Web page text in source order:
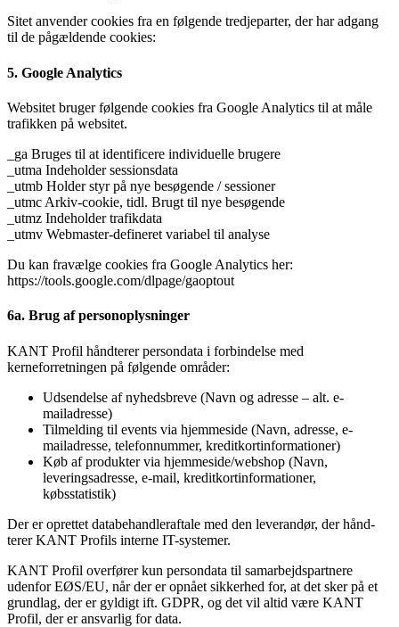
Sitet anvender cookies fra en følgende tredjeparter, der har adgang
til de pågældende cookies:
5. Google Analytics
Websitet bruger følgende cookies fra Google Analytics til at måle
trafikken på websitet.
_ga Bruges til at identificere individuelle brugere
_utma Indeholder sessionsdata
_utmb Holder styr på nye besøgende / sessioner
_utmc Arkiv-cookie, tidl. Brugt til nye besøgende
_utmz Indeholder trafikdata
_utmv Webmaster-defineret variabel til analyse
Du kan fravælge cookies fra Google Analytics her:
https://tools.google.com/dlpage/gaoptout
6a. Brug af personoplysninger
KANT Profil håndterer persondata i forbindelse med
kerneforretningen på følgende områder:
Udsendelse af nyhedsbreve (Navn og adresse – alt. e-
mailadresse)
Tilmelding til events via hjemmeside (Navn, adresse, e-
mailadresse, telefonnummer, kreditkortinformationer)
Køb af produkter via hjemmeside/webshop (Navn,
leveringsadresse, e-mail, kreditkortinformationer,
købsstatistik)
Der er oprettet databehandleraftale med den leverandør, der hånd­
terer KANT Profils interne IT-systemer.
KANT Profil overfører kun persondata til samarbejdspartnere
udenfor EØS/EU, når der er opnået sikkerhed for, at det sker på et
grundlag, der er gyldigt ift. GDPR, og det vil altid være KANT
Profil, der er ansvarlig for data.